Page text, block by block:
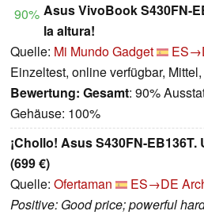
90% Asus VivoBook S430FN-
la altura!
Quelle: Mi Mundo Gadget
Einzeltest, online verfügbar,
Bewertung: Gesamt: 90%
Gehäuse: 100%
¡Chollo! Asus S430FN-
(699 €)
Quelle: Ofertaman ES→DE
Positive: Good price; powerful